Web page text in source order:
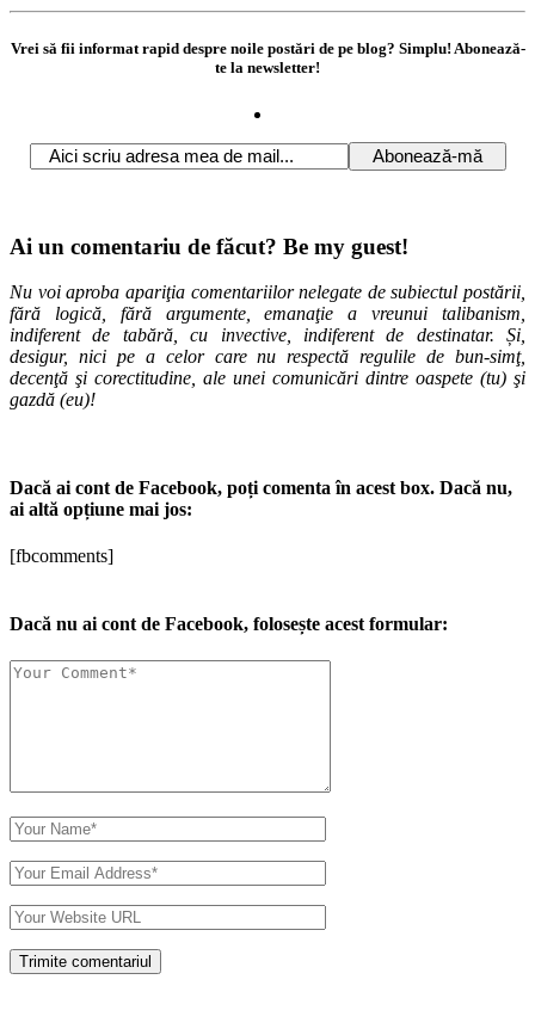
Vrei să fii informat rapid despre noile postări de pe blog? Simplu! Abonează-
te la newsletter!
Ai un comentariu de făcut? Be my guest!
Nu voi aproba apariţia comentariilor nelegate de subiectul postării,
fără logică, fără argumente, emanaţie a vreunui talibanism,
indiferent de tabără, cu invective, indiferent de destinatar. Și,
desigur, nici pe a celor care nu respectă regulile de bun-simţ,
decenţă şi corectitudine, ale unei comunicări dintre oaspete (tu) şi
gazdă (eu)!
Dacă ai cont de Facebook, poți comenta în acest box. Dacă nu,
ai altă opțiune mai jos:
[fbcomments]
Dacă nu ai cont de Facebook, folosește acest formular: